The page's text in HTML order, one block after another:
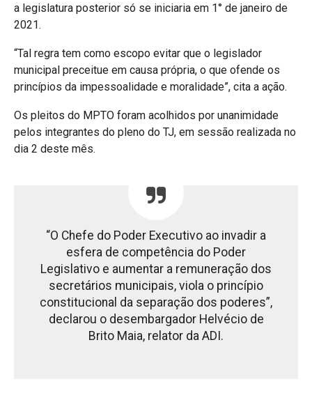
a legislatura posterior só se iniciaria em 1° de janeiro de
2021.
“Tal regra tem como escopo evitar que o legislador
municipal preceitue em causa própria, o que ofende os
princípios da impessoalidade e moralidade”, cita a ação.
Os pleitos do MPTO foram acolhidos por unanimidade
pelos integrantes do pleno do TJ, em sessão realizada no
dia 2 deste mês.
“O Chefe do Poder Executivo ao invadir a
esfera de competência do Poder
Legislativo e aumentar a remuneração dos
secretários municipais, viola o princípio
constitucional da separação dos poderes”,
declarou o desembargador Helvécio de
Brito Maia, relator da ADI.